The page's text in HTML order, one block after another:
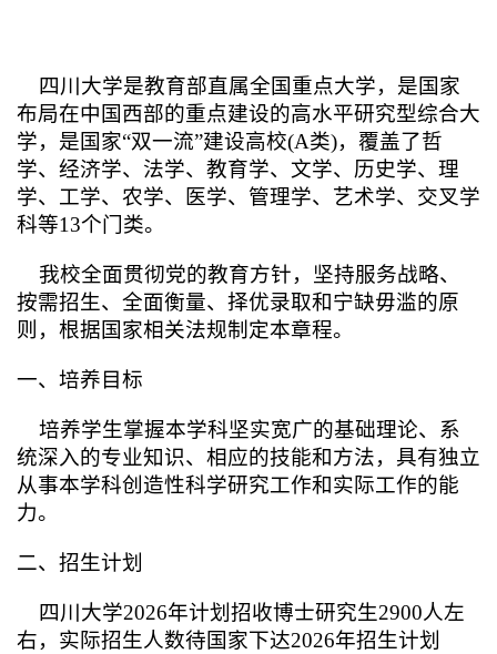
四川大学是教育部直属全国重点大学，是国家
布局在中国西部的重点建设的高水平研究型综合大
学，是国家“双一流”建设高校(A类)，覆盖了哲
学、经济学、法学、教育学、文学、历史学、理
学、工学、农学、医学、管理学、艺术学、交叉学
科等13个门类。
我校全面贯彻党的教育方针，坚持服务战略、
按需招生、全面衡量、择优录取和宁缺毋滥的原
则，根据国家相关法规制定本章程。
一、培养目标
培养学生掌握本学科坚实宽广的基础理论、系
统深入的专业知识、相应的技能和方法，具有独立
从事本学科创造性科学研究工作和实际工作的能
力。
二、招生计划
四川大学2026年计划招收博士研究生2900人左
右，实际招生人数待国家下达2026年招生计划